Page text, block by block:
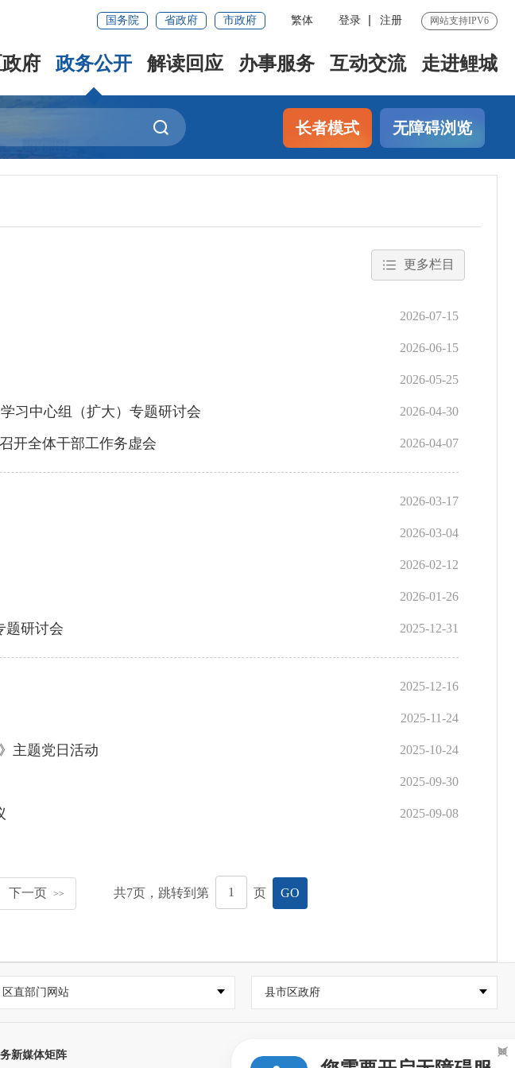
国务院 省政府 市政府 繁体 登录 注册 网站支持IPV6
政府 政务公开 解读回应 办事服务 互动交流 走进鲤城
长者模式 无障碍浏览
更多栏目
2026-07-15
2026-06-15
2026-05-25
习中心组（扩大）专题研讨会 2026-04-30
开全体干部工作务虚会 2026-04-07
2026-03-17
2026-03-04
2026-02-12
2026-01-26
题研讨会 2025-12-31
2025-12-16
2025-11-24
主题党日活动 2025-10-24
2025-09-30
2025-09-08
下一页 >> 共7页，跳转到第 页 GO
区直部门网站 县市区政府
新媒体矩阵 